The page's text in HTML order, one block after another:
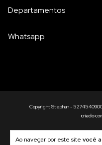
Ao navegar por este site você
Departamentos
Whatsapp
Copyright Stephan -